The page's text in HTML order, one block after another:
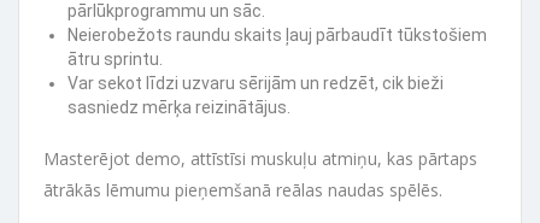
pārlūkprogrammu un sāc.
Neierobežots raundu skaits ļauj pārbaudīt tūkstošiem
ātru sprintu.
Var sekot līdzi uzvaru sērijām un redzēt, cik bieži
sasniedz mērķa reizinātājus.
Masterējot demo, attīstīsi muskuļu atmiņu, kas pārtaps
ātrākās lēmumu pieņemšanā reālas naudas spēlēs.